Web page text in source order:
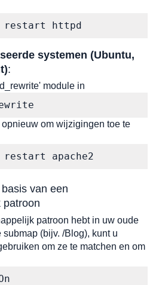
restart httpd
systemen (Ubuntu,
:
module in
opnieuw om wijzigingen toe te
restart apache2
van een
patroon
patroon hebt in uw oude
(bijv. /Blog), kunt u
om ze te matchen en om